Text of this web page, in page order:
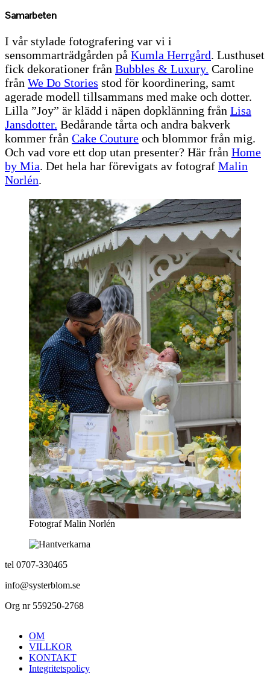
Samarbeten
I vår stylade fotografering var vi i
sensommarträdgården på Kumla Herrgård. Lusthuset
fick dekorationer från Bubbles & Luxury. Caroline
från We Do Stories stod för koordinering, samt
agerade modell tillsammans med make och dotter.
Lilla ”Joy” är klädd i näpen dopklänning från Lisa
Jansdotter. Bedårande tårta och andra bakverk
kommer från Cake Couture och blommor från mig.
Och vad vore ett dop utan presenter? Här från Home
by Mia. Det hela har förevigats av fotograf Malin
Norlén.
Fotograf Malin Norlén
tel 0707-330465
info@systerblom.se
Org nr 559250-2768
OM
VILLKOR
KONTAKT
Integritetspolicy